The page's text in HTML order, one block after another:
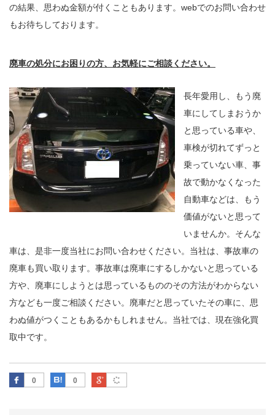
の結果、思わぬ金額が付くこともあります。webでのお問い合わせ
もお待ちしております。
廃車の処分にお困りの方、お気軽にご相談ください。
長年愛用し、もう廃
車にしてしまおうか
と思っている車や、
車検が切れてずっと
乗っていない車、事
故で動かなくなった
自動車などは、もう
価値がないと思って
いませんか。そんな
車は、是非一度当社にお問い合わせください。当社は、事故車の
廃車も買い取ります。事故車は廃車にするしかないと思っている
方や、廃車にしようとは思っているもののその方法がわからない
方なども一度ご相談ください。廃車だと思っていたその車に、思
わぬ値がつくこともあるかもしれません。当社では、現在強化買
取中です。
0
Facebook 0
はてなブックマーク
Google Plus